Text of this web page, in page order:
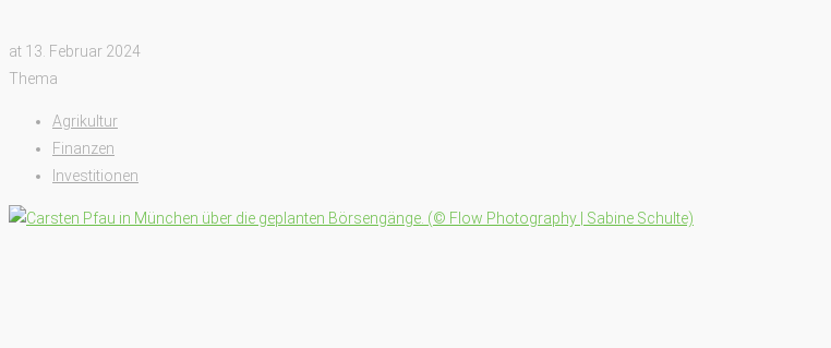
at 13. Februar 2024
Thema
Agrikultur
Finanzen
Investitionen